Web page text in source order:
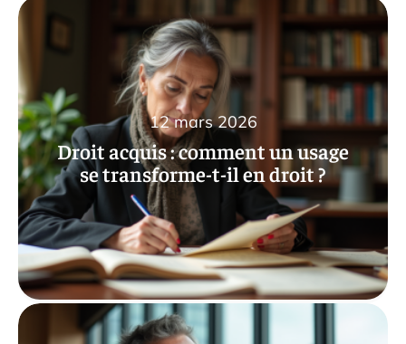
Droit acquis : comment un usage
se transforme-t-il en droit ?
12 mars 2026